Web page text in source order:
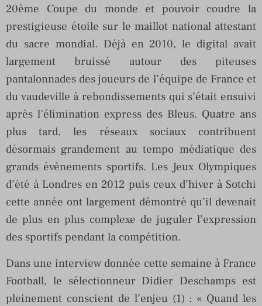
20ème Coupe du monde et pouvoir coudre la
prestigieuse étoile sur le maillot national attestant
du sacre mondial. Déjà en 2010, le digital avait
largement bruissé autour des piteuses
pantalonnades des joueurs de l’équipe de France et
du vaudeville à rebondissements qui s’était ensuivi
après l’élimination express des Bleus. Quatre ans
plus tard, les réseaux sociaux contribuent
désormais grandement au tempo médiatique des
grands événements sportifs. Les Jeux Olympiques
d’été à Londres en 2012 puis ceux d’hiver à Sotchi
cette année ont largement démontré qu’il devenait
de plus en plus complexe de juguler l’expression
des sportifs pendant la compétition.
Dans une interview donnée cette semaine à France
Football, le sélectionneur Didier Deschamps est
pleinement conscient de l’enjeu (1) : « Quand les